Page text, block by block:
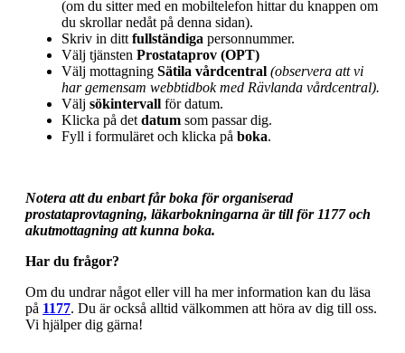
(om du sitter med en mobiltelefon hittar du knappen om
du skrollar nedåt på denna sidan).
Skriv in ditt fullständiga personnummer.
Välj tjänsten Prostataprov (OPT)
Välj mottagning Sätila vårdcentral (observera att vi
har gemensam webbtidbok med Rävlanda vårdcentral).
Välj sökintervall för datum.
Klicka på det datum som passar dig.
Fyll i formuläret och klicka på boka.
Notera att du enbart får boka för organiserad
prostataprovtagning, läkarbokningarna är till för 1177 och
akutmottagning att kunna boka.
Har du frågor?
Om du undrar något eller vill ha mer information kan du läsa
på 1177. Du är också alltid välkommen att höra av dig till oss.
Vi hjälper dig gärna!